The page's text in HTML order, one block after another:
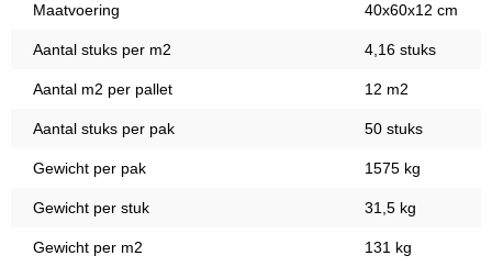
Maatvoering 40x60x12 cm
Aantal stuks per m2 4,16 stuks
Aantal m2 per pallet 12 m2
Aantal stuks per pak 50 stuks
Gewicht per pak 1575 kg
Gewicht per stuk 31,5 kg
Gewicht per m2 131 kg